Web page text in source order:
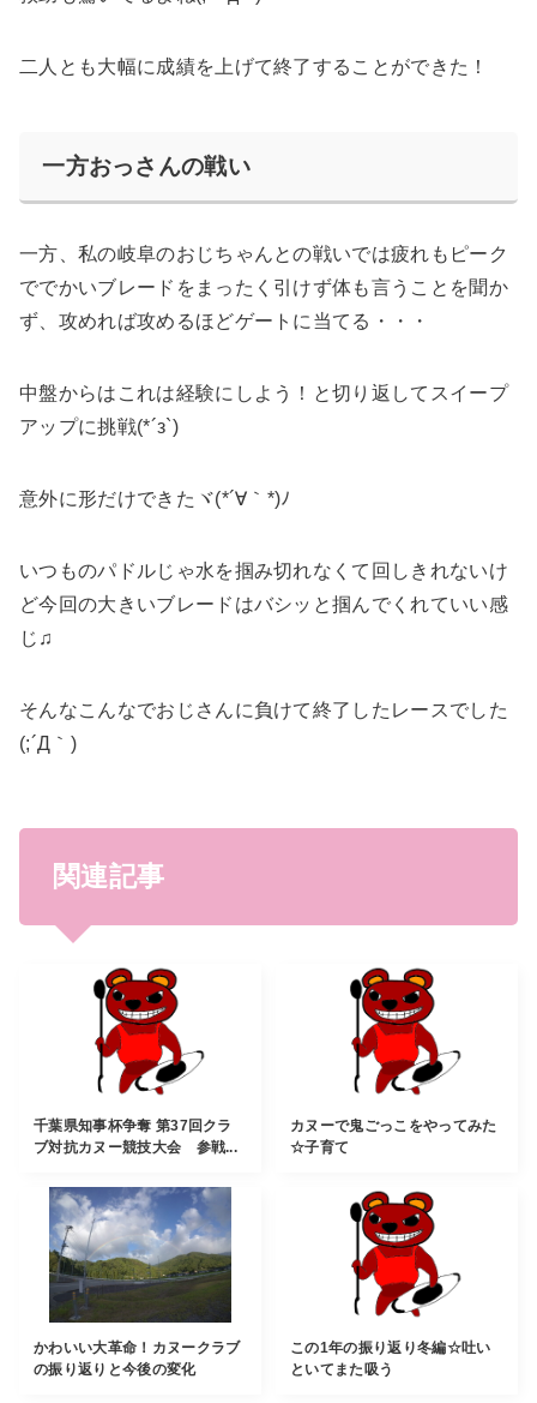
二人とも大幅に成績を上げて終了することができた！
一方おっさんの戦い
一方、私の岐阜のおじちゃんとの戦いでは疲れもピーク
ででかいブレードをまったく引けず体も言うことを聞か
ず、攻めれば攻めるほどゲートに当てる・・・
中盤からはこれは経験にしよう！と切り返してスイープ
アップに挑戦(*´з`)
意外に形だけできたヾ(*´∀｀*)ﾉ
いつものパドルじゃ水を掴み切れなくて回しきれないけ
ど今回の大きいブレードはバシッと掴んでくれていい感
じ♫
そんなこんなでおじさんに負けて終了したレースでした
(;´Д｀)
関連記事
千葉県知事杯争奪 第37回クラ
ブ対抗カヌー競技大会 参戦...
カヌーで鬼ごっこをやってみた
☆子育て
かわいい大革命！カヌークラブ
の振り返りと今後の変化
この1年の振り返り冬編☆吐い
といてまた吸う